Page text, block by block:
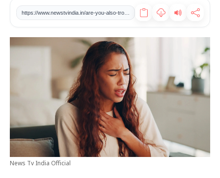
टेक
News Tv India Official